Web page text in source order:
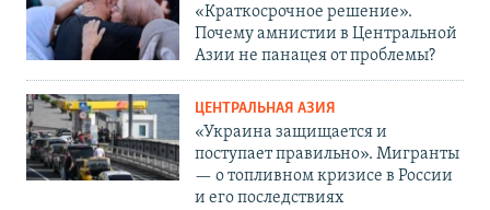
«Краткосрочное решение».
Почему амнистии в Центральной
Азии не панацея от проблемы?
ЦЕНТРАЛЬНАЯ АЗИЯ
«Украина защищается и
поступает правильно». Мигранты
— о топливном кризисе в России
и его последствиях